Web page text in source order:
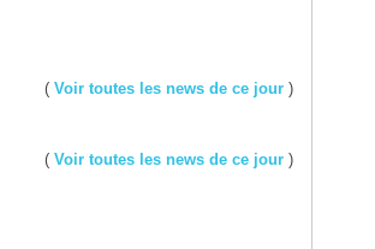
( Voir toutes les news de ce jour )
( Voir toutes les news de ce jour )